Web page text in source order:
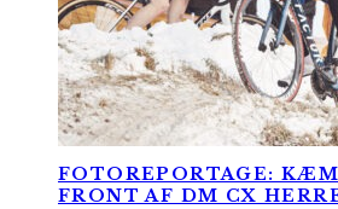
FOTOREPORTAGE:
FRONT AF DM CX